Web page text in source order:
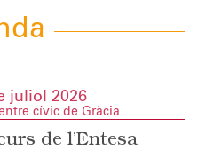
juliol 2026
cívic de Gràcia
de l’Entesa